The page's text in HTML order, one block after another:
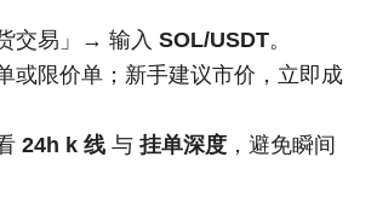
交易」→ 输入 SOL/USDT。
或限价单；新手建议市价，立即成
24h k 线 与 挂单深度 ，避免瞬间